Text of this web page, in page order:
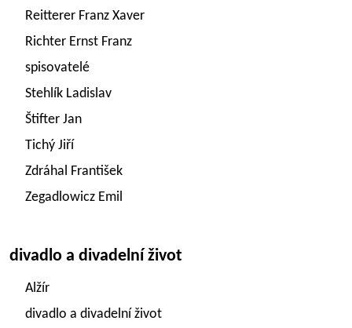
Reitterer Franz Xaver
Richter Ernst Franz
spisovatelé
Stehlík Ladislav
Štifter Jan
Tichý Jiří
Zdráhal František
Zegadlowicz Emil
divadlo a divadelní život
Alžír
divadlo a divadelní život